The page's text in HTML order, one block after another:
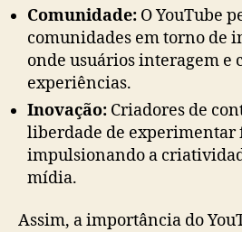
Comunidade: O YouTube
comunidades em torno de
onde usuários interagem e
experiências.
Inovação: Criadores de
liberdade de experimentar
impulsionando a
mídia.
Assim, a importância do